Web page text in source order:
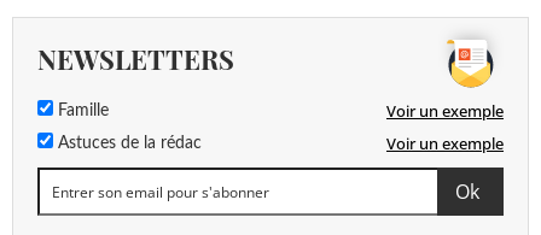
NEWSLETTERS
Famille Voir un exemple
Astuces de la rédac Voir un exemple